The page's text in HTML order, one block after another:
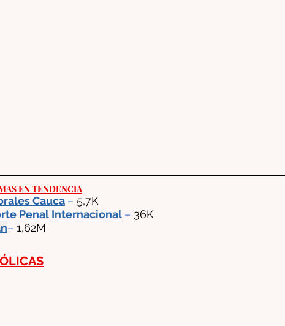
EN TENDENCIA
Cauca – 5,7K
Penal Internacional – 36K
– 1,62M